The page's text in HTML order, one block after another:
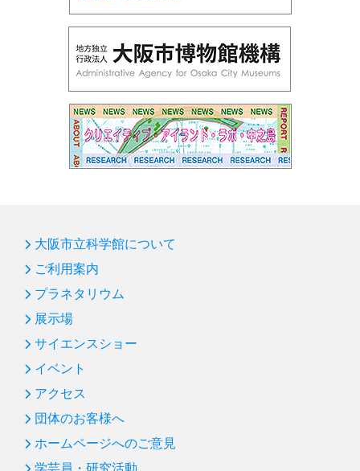
大阪市立科学館について
ご利用案内
プラネタリウム
展示場
サイエンスショー
イベント
アクセス
団体のお客様へ
ホームページへのご意見